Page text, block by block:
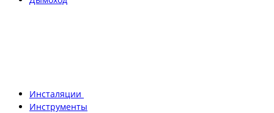
Инсталяции
Инструменты